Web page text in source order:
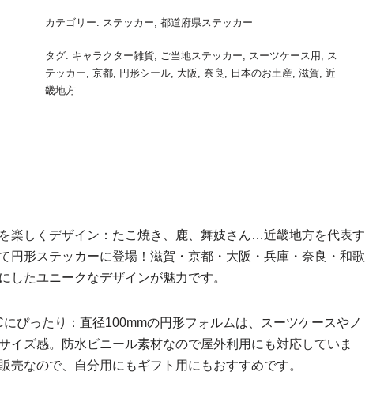
カテゴリー: ステッカー, 都道府県ステッカー
タグ: キャラクター雑貨, ご当地ステッカー, スーツケース用 , ス
テッカー, 京都, 円形シール, 大阪 , 奈良 , 日本のお土産, 滋賀, 近
畿地方
楽しくデザイン：たこ焼き、鹿、舞妓さん…近畿地方を代表す
円形ステッカーに登場！滋賀・京都・大阪・兵庫・奈良・和歌
したユニークなデザインが魅力です。
ぴったり：直径100mmの円形フォルムは、スーツケースやノ
イズ感。防水ビニール素材なので屋外利用にも対応していま
なので、自分用にもギフト用にもおすすめです。